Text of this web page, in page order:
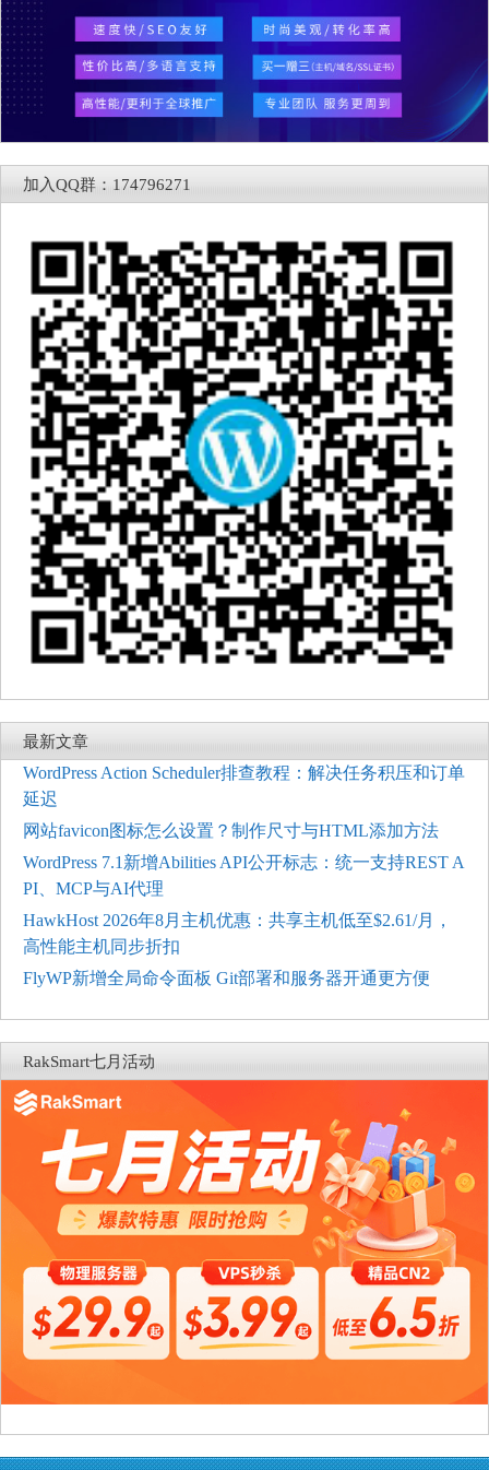
加入QQ群：174796271
最新文章
WordPress Action Scheduler排查教程：解决任务积压和订单
延迟
网站favicon图标怎么设置？制作尺寸与HTML添加方法
WordPress 7.1新增Abilities API公开标志：统一支持REST A
PI、MCP与AI代理
HawkHost 2026年8月主机优惠：共享主机低至$2.61/月，
高性能主机同步折扣
FlyWP新增全局命令面板 Git部署和服务器开通更方便
RakSmart七月活动